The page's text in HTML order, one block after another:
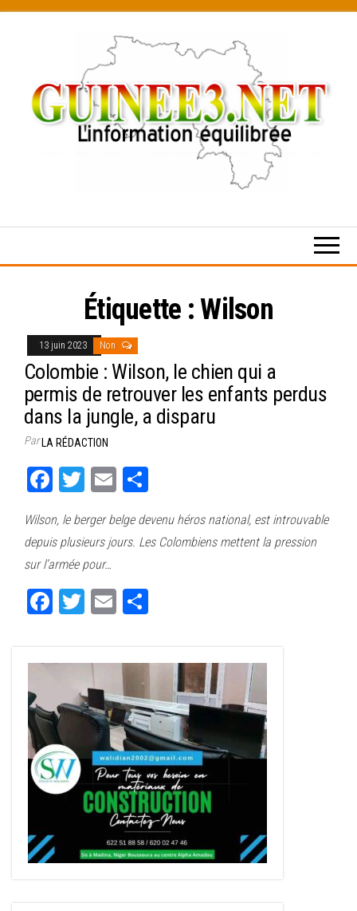
content
Étiquette :Wilson
13 juin 2023 Non
Colombie : Wilson, le chien qui a
permis de retrouver les enfants perdus
dans la jungle, a disparu
ParLA RÉDACTION
Fa
bo
ok
T
tt
er
E
ail ag
er
Wilson, le berger belge devenu héros national, est introuvable
depuis plusieurs jours. Les Colombiens mettent la pression
sur l’armée pour…
Fa T
er
E
er